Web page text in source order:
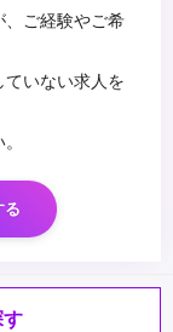
、ご経験やご希
いない求人を
る